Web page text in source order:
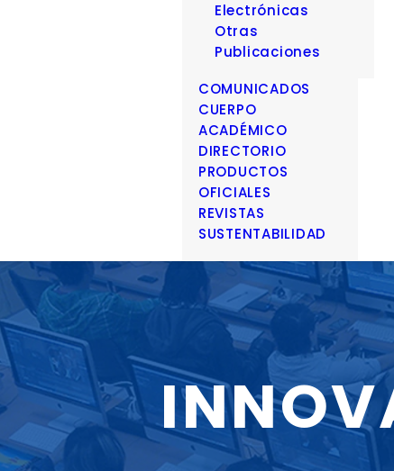
Electrónicas
Otras
Publicaciones
COMUNICADOS
CUERPO
ACADÉMICO
DIRECTORIO
PRODUCTOS
OFICIALES
REVISTAS
SUSTENTABILIDAD